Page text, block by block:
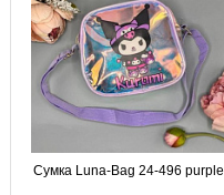
Сумка Luna-Bag 24-496 purple